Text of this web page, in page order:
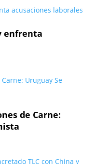
enfrenta
de Carne: